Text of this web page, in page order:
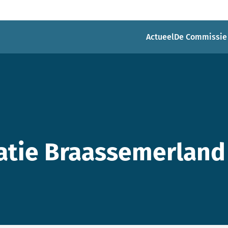
ActueelDe
Braassemerland